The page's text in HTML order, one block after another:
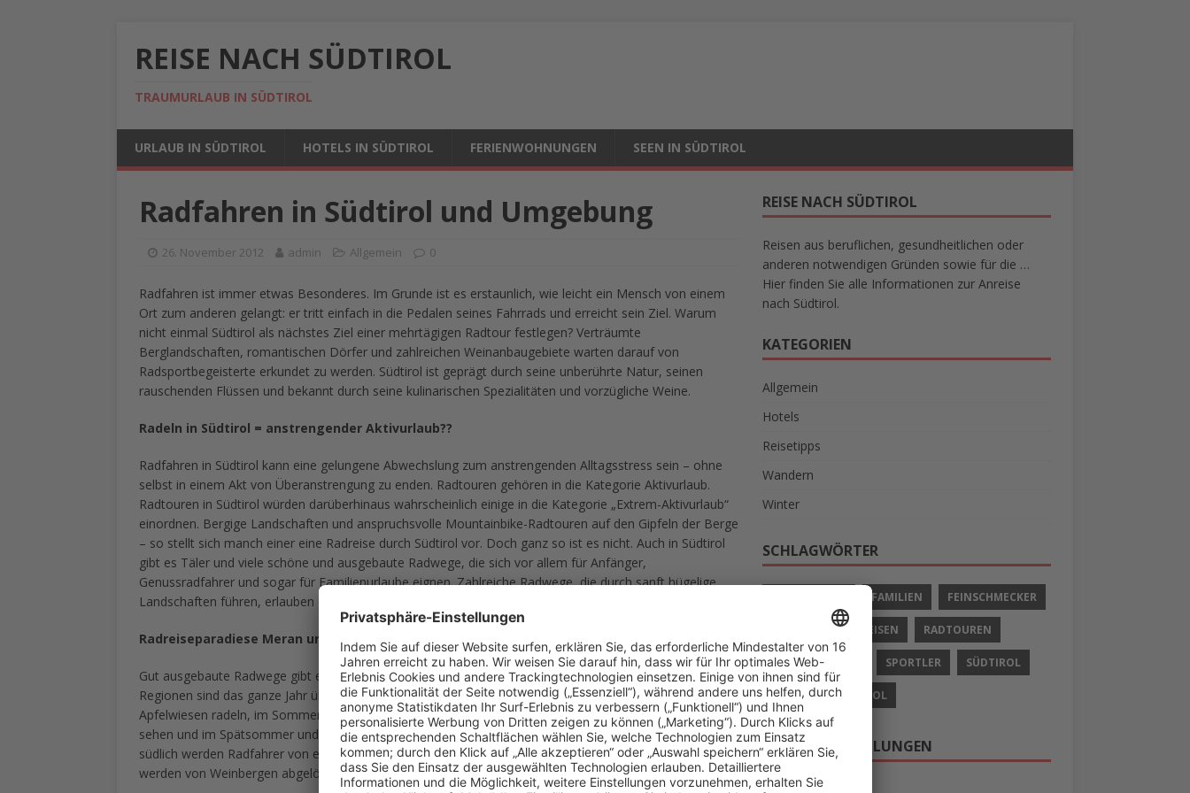
REISE NACH SÜDTIROL
TRAUMURLAUB IN SÜDTIROL
URLAUB IN SÜDTIROL HOTELS IN SÜDTIROL FERIENWOHNUNGEN SEEN IN SÜDTIROL
Radfahren in Südtirol und Umgebung
26. November 2012 admin Allgemein 0
Radfahren ist immer etwas Besonderes. Im Grunde ist es erstaunlich, wie leicht ein Mensch von einem
Ort zum anderen gelangt: er tritt einfach in die Pedalen seines Fahrrads und erreicht sein Ziel. Warum
nicht einmal Südtirol als nächstes Ziel einer mehrtägigen Radtour festlegen? Verträumte
Berglandschaften, romantischen Dörfer und zahlreichen Weinanbaugebiete warten darauf von
Radsportbegeisterte erkundet zu werden. Südtirol ist geprägt durch seine unberührte Natur, seinen
rauschenden Flüssen und bekannt durch seine kulinarischen Spezialitäten und vorzügliche Weine.
Radeln in Südtirol = anstrengender Aktivurlaub??
Radfahren in Südtirol kann eine gelungene Abwechslung zum anstrengenden Alltagsstress sein – ohne
selbst in einem Akt von Überanstrengung zu enden. Radtouren gehören in die Kategorie Aktivurlaub.
Radtouren in Südtirol würden darüberhinaus wahrscheinlich einige in die Kategorie „Extrem-Aktivurlaub“
einordnen. Bergige Landschaften und anspruchsvolle Mountainbike-Radtouren auf den Gipfeln der Berge
– so stellt sich manch einer eine Radreise durch Südtirol vor. Doch ganz so ist es nicht. Auch in Südtirol
gibt es Täler und viele schöne und ausgebaute Radwege, die sich vor allem für Anfänger,
Genussradfahrer und sogar für Familienurlaube eignen. Zahlreiche Radwege, die durch sanft hügelige
Landschaften führen, erlauben eine Radreise, die zum Träumen einlädt.
Radreiseparadiese Meran und Vinschgau
Gut ausgebaute Radwege gibt es besonders in den Regionen um Meran und der Vinschgau. Diese
Regionen sind das ganze Jahr über eine echte Augenweide. Im Frühling können Radler durch blühende
Apfelwiesen radeln, im Sommer die Sonne durch die blühenden Wiesen und Berglandschaften leuchten
sehen und im Spätsommer und Herbst sich an den farbenprächtigen Obstgärten erfreuen. Etwas weiter
südlich werden Radfahrer von einer noch mehr sonnendurchfluteten Landschaft verwöhnt. Apfelwiesen
werden von Weinbergen abgelöst.
REISE NACH SÜDTIROL
Reisen aus beruflichen, gesundheitlichen oder
anderen notwendigen Gründen sowie für die …
Hier finden Sie alle Informationen zur Anreise
nach Südtirol.
KATEGORIEN
Allgemein
Hotels
Reisetipps
Wandern
Winter
SCHLAGWÖRTER
FAMILIEN FEINSCHMECKER
RADREISEN RADTOUREN
RAD UND SCHIFF SPORTLER SÜDTIROL
URLAUB IN SÜDTIROL
UNSERE EMPFEHLUNGEN
Reise nach Südtirol